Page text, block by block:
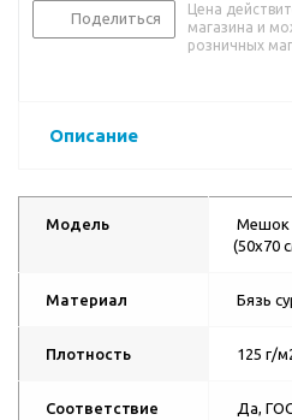
Поделиться
Цена
магазина и
розничных
Описание
Модель
Мешок
(50х70
Материал Бязь
Плотность 125 г/
Соответствие
Да,